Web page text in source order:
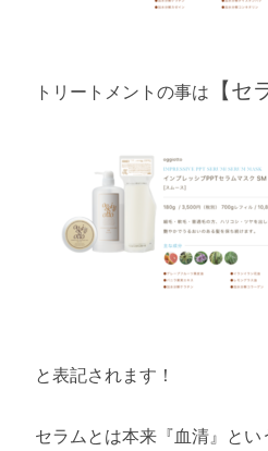
トリートメントの事は 【セ
と表記されます！
セラムとは本来『血清』とい